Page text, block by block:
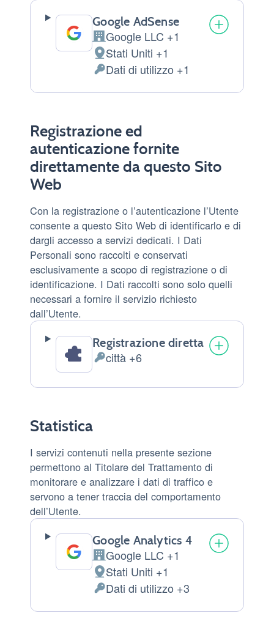
Google AdSense
Azienda:
Google LLC +1
Luogo
del
trattamento:
Stati Uniti +1
Dati
Personali
Dati di utilizzo +1
Registrazione ed
autenticazione fornite
direttamente da questo Sito
Web
Con la registrazione o l’autenticazione l’Utente
consente a questo Sito Web di identificarlo e di
dargli accesso a servizi dedicati. I Dati
Personali sono raccolti e conservati
esclusivamente a scopo di registrazione o di
identificazione. I Dati raccolti sono solo quelli
necessari a fornire il servizio richiesto
dall’Utente.
Registrazione diretta
Daticittà +6
Statistica
I servizi contenuti nella presente sezione
permettono al Titolare del Trattamento di
monitorare e analizzare i dati di traffico e
servono a tener traccia del comportamento
dell’Utente.
Google Analytics 4
Azienda:
Google LLC +1
Luogo
del
trattamento:
Stati Uniti +1
Dati
Personali
Dati di utilizzo +3